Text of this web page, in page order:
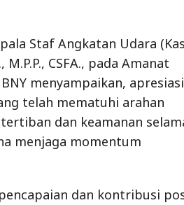
Staf Angkatan Udara
CSFA., pada Amanat
menyampaikan, apresiasi
telah mematuhi arahan
dan keamanan
menjaga momentum
dan kontribusi